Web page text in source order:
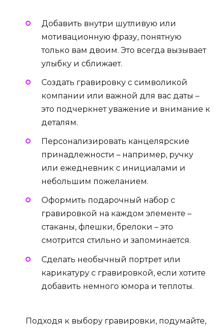
Добавить внутри шутливую или
мотивационную фразу, понятную
только вам двоим. Это всегда вызывает
улыбку и сближает.
Создать гравировку с символикой
компании или важной для вас даты –
это подчеркнет уважение и внимание к
деталям.
Персонализировать канцелярские
принадлежности – например, ручку
или ежедневник с инициалами и
небольшим пожеланием.
Оформить подарочный набор с
гравировкой на каждом элементе –
стаканы, флешки, брелоки – это
смотрится стильно и запоминается.
Сделать необычный портрет или
карикатуру с гравировкой, если хотите
добавить немного юмора и теплоты.
Подходя к выбору гравировки, подумайте,